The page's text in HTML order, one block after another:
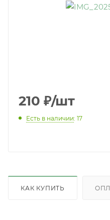
210 ₽/шт
Есть в наличии: 17
КАК КУПИТЬ